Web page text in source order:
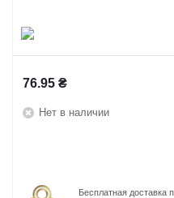
76.95 ₴
Нет в наличии
Бесплатная доставка